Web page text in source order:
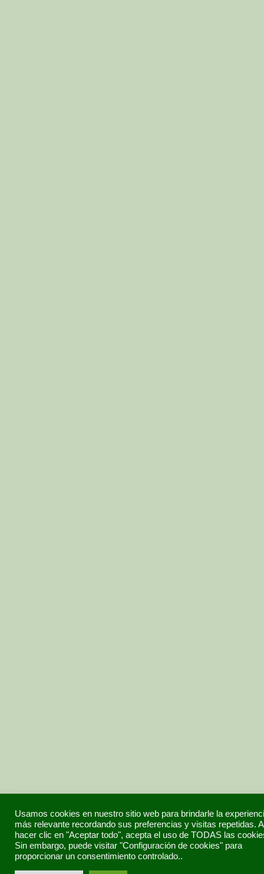
Usamos cookies en nuestro sitio web para brindarle la
más relevante recordando sus preferencias y visitas repetidas.
hacer clic en "Aceptar todo", acepta el uso de TODAS las
Sin embargo, puede visitar "Configuración de cookies" para
proporcionar un consentimiento controlado..